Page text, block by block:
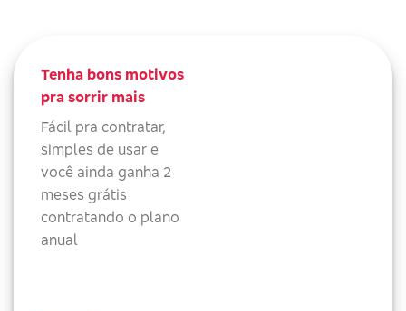
Tenha bons motivos
pra sorrir mais
Fácil pra contratar,
simples de usar e
você ainda ganha 2
meses grátis
contratando o plano
anual